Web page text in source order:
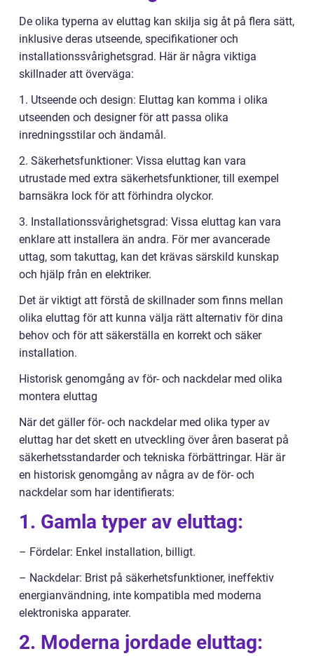
De olika typerna av eluttag kan skilja sig åt på flera sätt,
inklusive deras utseende, specifikationer och
installationssvårighetsgrad. Här är några viktiga
skillnader att överväga:
1. Utseende och design: Eluttag kan komma i olika
utseenden och designer för att passa olika
inredningsstilar och ändamål.
2. Säkerhetsfunktioner: Vissa eluttag kan vara
utrustade med extra säkerhetsfunktioner, till exempel
barnsäkra lock för att förhindra olyckor.
3. Installationssvårighetsgrad: Vissa eluttag kan vara
enklare att installera än andra. För mer avancerade
uttag, som takuttag, kan det krävas särskild kunskap
och hjälp från en elektriker.
Det är viktigt att förstå de skillnader som finns mellan
olika eluttag för att kunna välja rätt alternativ för dina
behov och för att säkerställa en korrekt och säker
installation.
Historisk genomgång av för- och nackdelar med olika
montera eluttag
När det gäller för- och nackdelar med olika typer av
eluttag har det skett en utveckling över åren baserat på
säkerhetsstandarder och tekniska förbättringar. Här är
en historisk genomgång av några av de för- och
nackdelar som har identifierats:
1. Gamla typer av eluttag:
– Fördelar: Enkel installation, billigt.
– Nackdelar: Brist på säkerhetsfunktioner, ineffektiv
energianvändning, inte kompatibla med moderna
elektroniska apparater.
2. Moderna jordade eluttag: